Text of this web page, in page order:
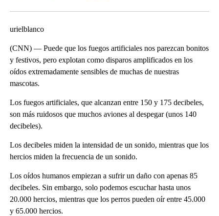
urielblanco
(CNN) — Puede que los fuegos artificiales nos parezcan bonitos
y festivos, pero explotan como disparos amplificados en los
oídos extremadamente sensibles de muchas de nuestras
mascotas.
Los fuegos artificiales, que alcanzan entre 150 y 175 decibeles,
son más ruidosos que muchos aviones al despegar (unos 140
decibeles).
Los decibeles miden la intensidad de un sonido, mientras que los
hercios miden la frecuencia de un sonido.
Los oídos humanos empiezan a sufrir un daño con apenas 85
decibeles. Sin embargo, solo podemos escuchar hasta unos
20.000 hercios, mientras que los perros pueden oír entre 45.000
y 65.000 hercios.